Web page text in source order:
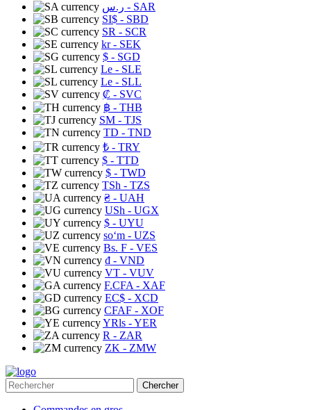
ر.س - SAR
SI$ - SBD
SR - SCR
kr- SEK
$ - SGD
Le - SLE
Le - SLL
₡ - SVC
฿ - THB
ЅМ - TJS
TD - TND
₺ - TRY
$ - TTD
$ - TWD
TSh - TZS
₴ - UAH
USh - UGX
$ - UYU
soʻm - UZS
Bs. F - VES
₫ - VND
VT - VUV
F.CFA - XAF
EC$ - XCD
CFAF - XOF
YRls - YER
R - ZAR
ZK - ZMW
Chercher